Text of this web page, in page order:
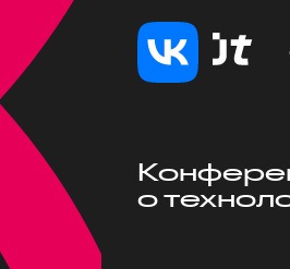
о